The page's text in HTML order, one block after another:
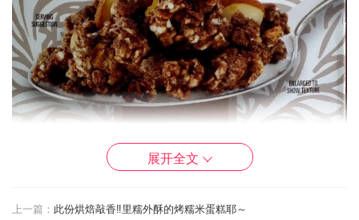
展开全文
上一篇： 此份烘焙敲香‼️里糯外酥的烤糯米蛋糕耶～